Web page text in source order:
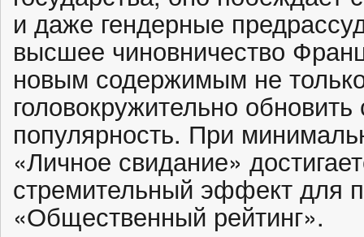
и даже гендерные
высшее чиновничество
новым содержимым не
головокружительно
популярность. При
«Личное свидание»
стремительный эффект для
«Общественный рейтинг».